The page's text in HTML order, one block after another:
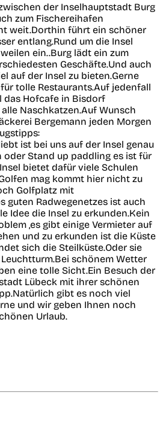
der Inselhauptstadt Burg
zum Fischereihafen
weit.Dorthin führt ein schöner
entlang.Rund um die Insel
ein..Burg lädt ein zum
Geschäfte.Und auch
auf der Insel zu bieten.Gerne
tolle Restaurants.Auf jedenfall
das Hofcafe in Bisdorf
Naschkatzen.Auf Wunsch
Bergemann jeden Morgen
ist bei uns auf der Insel genau
oder Stand up paddling es ist für
bietet dafür viele Schulen
mag kommt hier nicht zu
Golfplatz mit
guten Radwegenetzes ist auch
Idee die Insel zu erkunden.Kein
,es gibt einige Vermieter auf
und zu erkunden ist die Küste
sich die Steilküste.Oder sie
schönem Wetter
eine tolle Sicht.Ein Besuch der
Lübeck mit ihrer schönen
gibt es noch viel
und wir geben Ihnen noch
Urlaub.